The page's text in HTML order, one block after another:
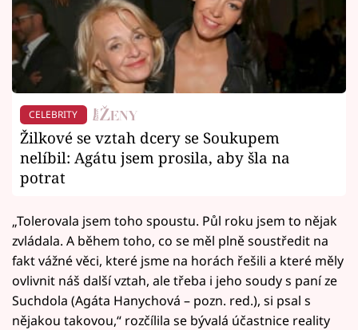
CELEBRITY
Žilkové se vztah dcery se Soukupem
nelíbil: Agátu jsem prosila, aby šla na
potrat
„Tolerovala jsem toho spoustu. Půl roku jsem to nějak
zvládala. A během toho, co se měl plně soustředit na
fakt vážné věci, které jsme na horách řešili a které měly
ovlivnit náš další vztah, ale třeba i jeho soudy s paní ze
Suchdola (Agáta Hanychová – pozn. red.), si psal s
nějakou takovou,“ rozčílila se bývalá účastnice reality